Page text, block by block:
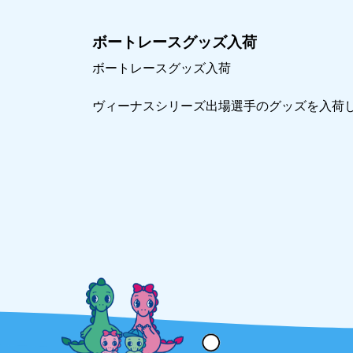
ボートレースグッズ入荷
ボートレースグッズ入荷
ヴィーナスシリーズ出場選手のグッズを入荷